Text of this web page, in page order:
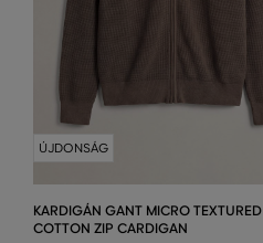
ÚJDONSÁG
KARDIGÁN GANT MICRO TEXTURED
COTTON ZIP CARDIGAN